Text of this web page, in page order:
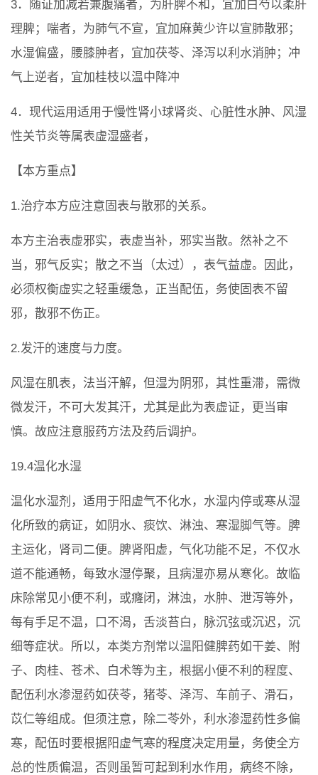
3．随证加减若兼腹痛者，为肝脾不和，宜加白芍以柔肝
理脾；喘者，为肺气不宣，宜加麻黄少许以宣肺散邪；
水湿偏盛，腰膝肿者，宜加茯苓、泽泻以利水消肿；冲
气上逆者，宜加桂枝以温中降冲
4．现代运用适用于慢性肾小球肾炎、心脏性水肿、风湿
性关节炎等属表虚湿盛者，
【本方重点】
1.治疗本方应注意固表与散邪的关系。
本方主治表虚邪实，表虚当补，邪实当散。然补之不
当，邪气反实；散之不当（太过），表气益虚。因此，
必须权衡虚实之轻重缓急，正当配伍，务使固表不留
邪，散邪不伤正。
2.发汗的速度与力度。
风湿在肌表，法当汗解，但湿为阴邪，其性重滞，需微
微发汗，不可大发其汗，尤其是此为表虚证，更当审
慎。故应注意服药方法及药后调护。
19.4温化水湿
温化水湿剂，适用于阳虚气不化水，水湿内停或寒从湿
化所致的病证，如阴水、痰饮、淋浊、寒湿脚气等。脾
主运化，肾司二便。脾肾阳虚，气化功能不足，不仅水
道不能通畅，每致水湿停聚，且病湿亦易从寒化。故临
床除常见小便不利，或癃闭，淋浊，水肿、泄泻等外，
每有手足不温，口不渴，舌淡苔白，脉沉弦或沉迟，沉
细等症状。所以，本类方剂常以温阳健脾药如干姜、附
子、肉桂、苍术、白术等为主，根据小便不利的程度、
配伍利水渗湿药如茯苓，猪苓、泽泻、车前子、滑石，
苡仁等组成。但须注意，除二苓外，利水渗湿药性多偏
寒，配伍时要根据阳虚气寒的程度决定用量，务使全方
总的性质偏温，否则虽暂可起到利水作用，病终不除，